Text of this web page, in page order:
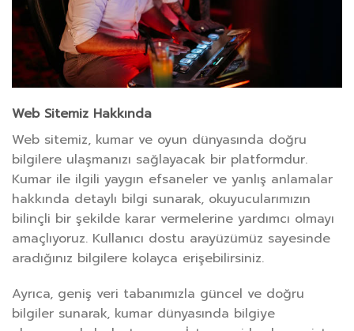
Web Sitemiz Hakkında
Web sitemiz, kumar ve oyun dünyasında doğru
bilgilere ulaşmanızı sağlayacak bir platformdur.
Kumar ile ilgili yaygın efsaneler ve yanlış anlamalar
hakkında detaylı bilgi sunarak, okuyucularımızın
bilinçli bir şekilde karar vermelerine yardımcı olmayı
amaçlıyoruz. Kullanıcı dostu arayüzümüz sayesinde
aradığınız bilgilere kolayca erişebilirsiniz.
Ayrıca, geniş veri tabanımızla güncel ve doğru
bilgiler sunarak, kumar dünyasında bilgiye